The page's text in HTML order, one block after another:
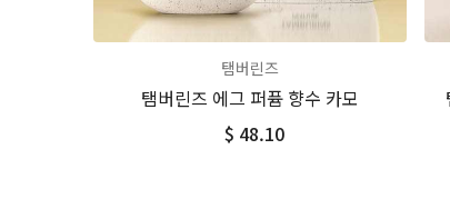
탬버린즈
탬버린즈 에그 퍼퓸 향수 카모
$ 48.10